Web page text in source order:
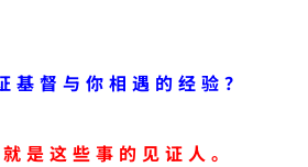
基督与你相遇的经验？
这些事的见证人。